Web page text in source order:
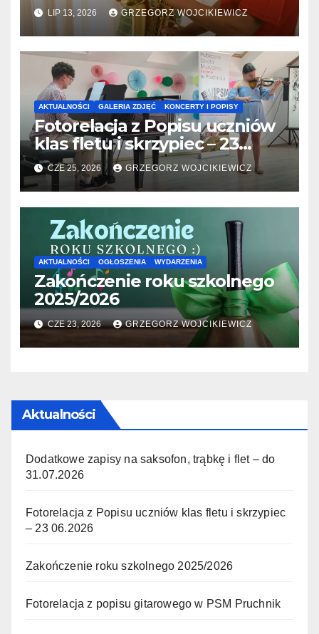
31.07.2026
LIP 13, 2026 GRZEGORZ WOJCIKIEWICZ
AKTUALNOŚCI GALERIA ZDJĘĆ KONCERTY I POPISY
Fotorelacja z Popisu uczniów
klas fletu i skrzypiec – 23
06.2026
CZE 25, 2026 GRZEGORZ WOJCIKIEWICZ
AKTUALNOŚCI OGŁOSZENIA WYDARZENIA
Zakończenie roku szkolnego
2025/2026
CZE 23, 2026 GRZEGORZ WOJCIKIEWICZ
Aktualności
Dodatkowe zapisy na saksofon, trąbkę i flet – do
31.07.2026
Fotorelacja z Popisu uczniów klas fletu i skrzypiec
– 23 06.2026
Zakończenie roku szkolnego 2025/2026
Fotorelacja z popisu gitarowego w PSM Pruchnik